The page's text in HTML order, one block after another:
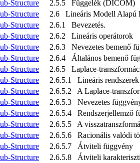
2.5.5 Függelék (DICOM)
2.6 Lineáris Modell Alapú
2.6.1 Bevezetés.
2.6.2 Lineáris operátorok
2.6.3 Nevezetes bemenő
2.6.4 Általános bemenő
2.6.5 Laplace-
2.6.5.1 Lineáris rendszerek
2.6.5.2 A Laplace-
2.6.5.3 Nevezetes
2.6.5.4 Rendszerjellemző
2.6.5.5 A
2.6.5.6 Racionális valódi
2.6.5.7 Átviteli függvény
2.6.5.8 Átviteli